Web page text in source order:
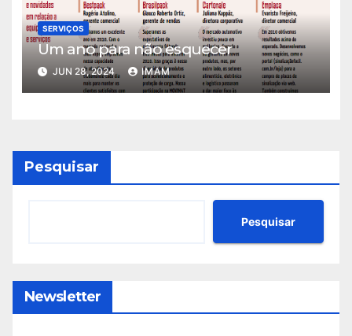
SERVIÇOS
Um ano para não esquecer
JUN 28, 2024 IMAM
Pesquisar
Pesquisar
Newsletter